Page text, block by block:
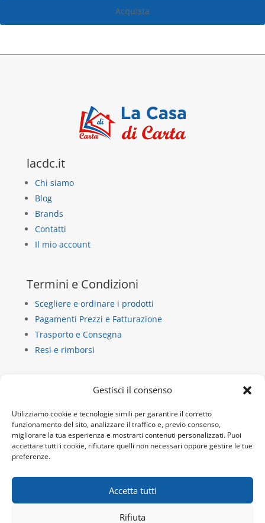
Gestisci il consenso
Utilizziamo cookie e tecnologie simili per garantire il corretto
funzionamento del sito, analizzare il traffico e, previo consenso,
migliorare la tua esperienza e mostrarti contenuti personalizzati. Puoi
accettare tutti i cookie, rifiutare quelli non necessari oppure gestire le tue
preferenze.
Accetta tutti
Rifiuta
Acquista
lacdc.it
Chi siamo
Blog
Brands
Contatti
Il mio account
Termini e Condizioni
Scegliere e ordinare i prodotti
Pagamenti Prezzi e Fatturazione
Trasporto e Consegna
Resi e rimborsi
La Casa di Carta
via dietro castello 13/b
10018 Pavone Canavese
P.IVA 10932920019
Email:info@lacdc.it